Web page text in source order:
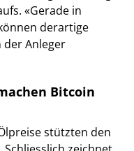
«Gerade in
derartige
der Anleger
Bitcoin
stützten den